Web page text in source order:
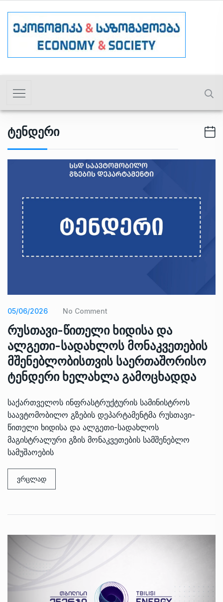
Ტენდერი
05/06/2026 No Comment
რუსთავი-წითელი ხიდისა და
ალგეთი-სადახლოს მონაკვეთების
მშენებლობისთვის საერთაშორისო
ტენდერი ხელახლა გამოცხადდა
საქართველოს ინფრასტრუქტურის სამინისტროს
საავტომობილო გზების დეპარტამენტმა რუსთავი-
წითელი ხიდისა და ალგეთი-სადახლოს
მაგისტრალური გზის მონაკვეთების სამშენებლო
სამუშაოების
ვრცლად